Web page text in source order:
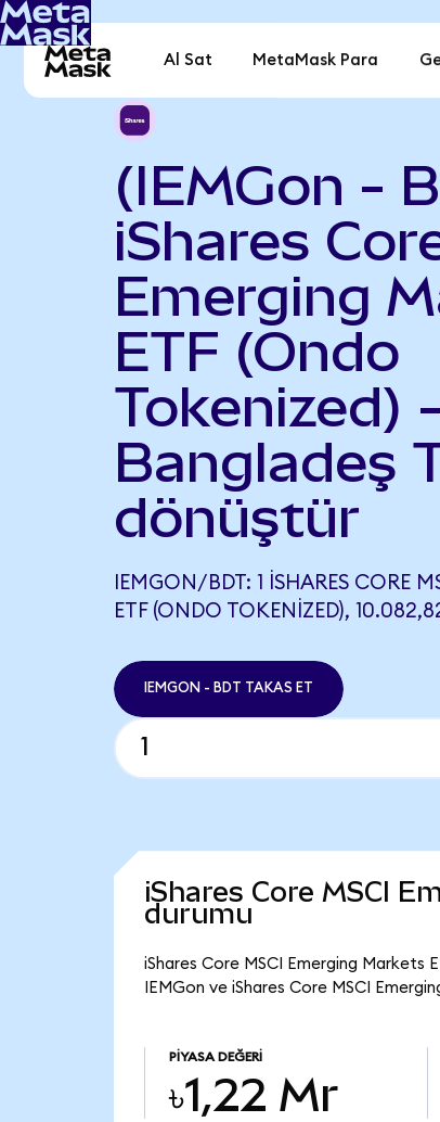
Al Sat MetaMask Para
(IEMGon -
iShares
Emerging
ETF (Ondo
Tokenized) -
Bangladeş
dönüştür
IEMGON/BDT: 1 ISHARES CORE
ETF (ONDO TOKENIZED),
IEMGON - BDT TAKAS ET
iShares Core MSCI
durumu
iShares Core MSCI Emerging Markets
IEMGon ve iShares Core MSCI
PIYASA DEĞERI
৳1,22 Mr